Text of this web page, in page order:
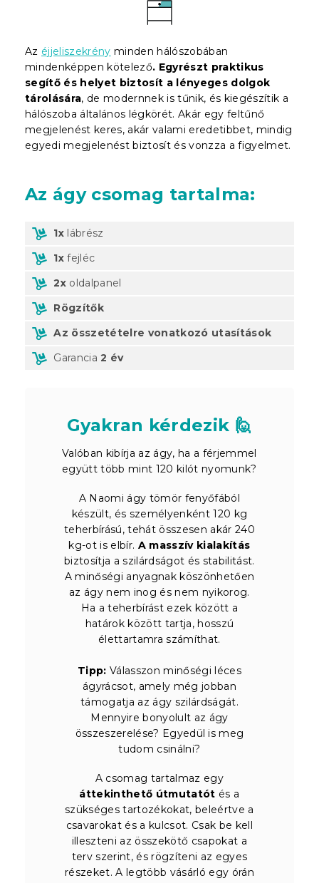
Az éjjeliszekrény minden hálószobában
mindenképpen kötelező. Egyrészt praktikus
segítő és helyet biztosít a lényeges dolgok
tárolására, de modernnek is tűnik, és kiegészítik a
hálószoba általános légkörét. Akár egy feltűnő
megjelenést keres, akár valami eredetibbet, mindig
egyedi megjelenést biztosít és vonzza a figyelmet.
Az ágy csomag tartalma:
1x lábrész
1x fejléc
2x oldalpanel
Rögzítők
Az összetételre vonatkozó utasítások
Garancia2 év
Gyakran kérdezik 🙋
Valóban kibírja az ágy, ha a férjemmel
együtt több mint 120 kilót nyomunk?
A Naomi ágy tömör fenyőfából
készült, és személyenként 120 kg
teherbírású, tehát összesen akár 240
kg-ot is elbír. A masszív kialakítás
biztosítja a szilárdságot és stabilitást.
A minőségi anyagnak köszönhetően
az ágy nem inog és nem nyikorog.
Ha a teherbírást ezek között a
határok között tartja, hosszú
élettartamra számíthat.
Tipp: Válasszon minőségi léces
ágyrácsot, amely még jobban
támogatja az ágy szilárdságát.
Mennyire bonyolult az ágy
összeszerelése? Egyedül is meg
tudom csinálni?
A csomag tartalmaz egy
áttekinthető útmutatót és a
szükséges tartozékokat, beleértve a
csavarokat és a kulcsot. Csak be kell
illeszteni az összekötő csapokat a
terv szerint, és rögzíteni az egyes
részeket. A legtöbb vásárló egy órán